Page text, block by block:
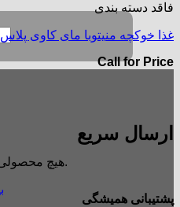
هیچ محصولی در سبد خرید نیست.
فاقد دسته بندی
غذا خوکچه منیتوبا مای کاوی پلاس manitoba my cavia plus c
Call for Price
ارسال سریع
پشتیبانی همیشگی